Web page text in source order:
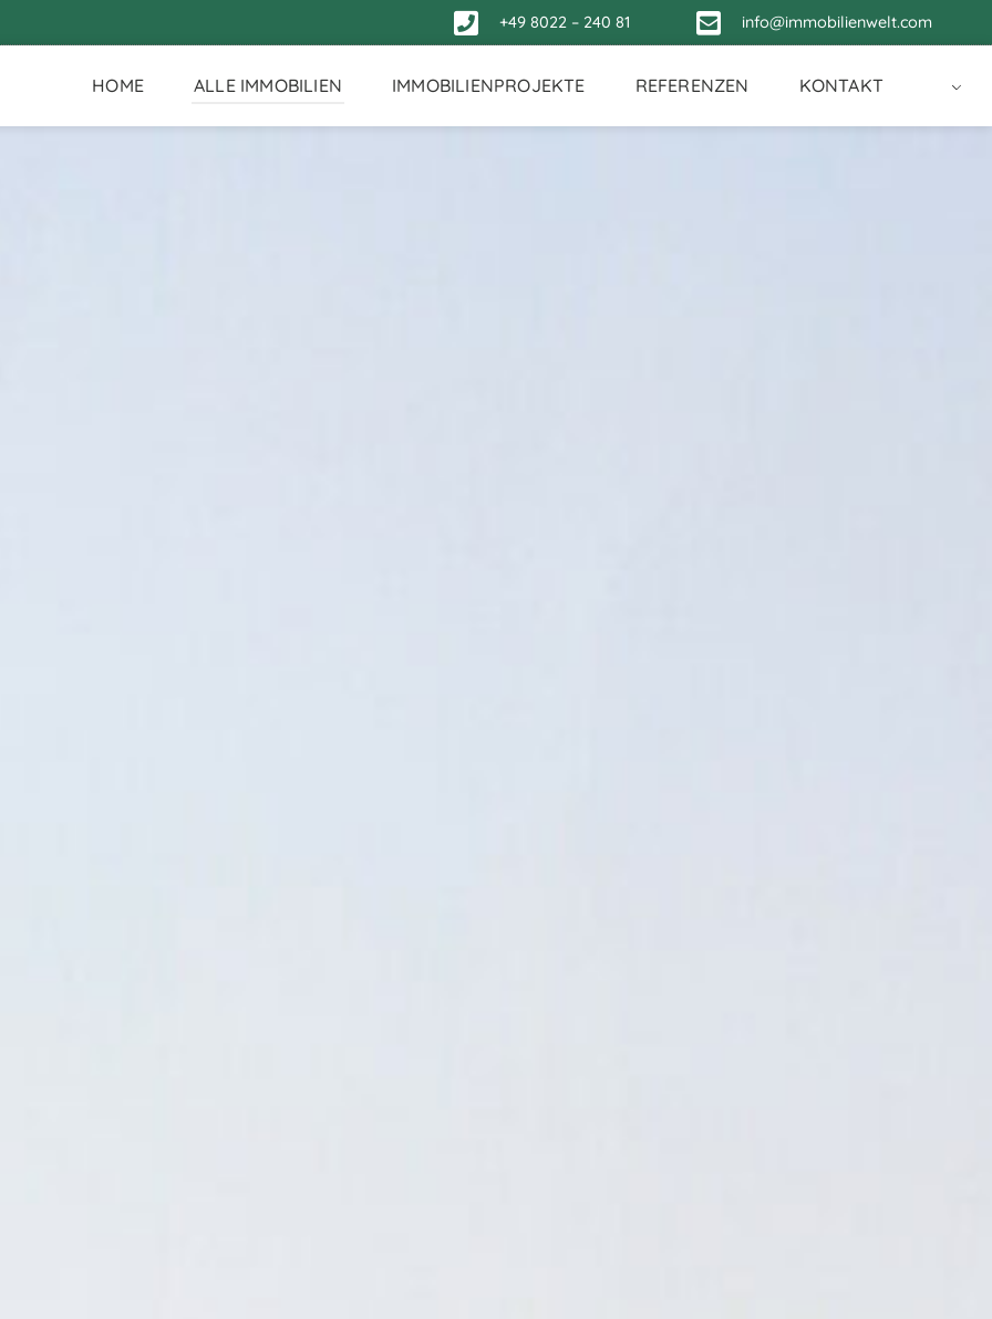
+49 8022 – 240 81 info@immobilienwelt.com
HOME ALLE IMMOBILIEN IMMOBILIENPROJEKTE REFERENZEN KONTAKT